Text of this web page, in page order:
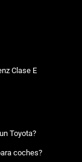
Clase E
Toyota?
coches?